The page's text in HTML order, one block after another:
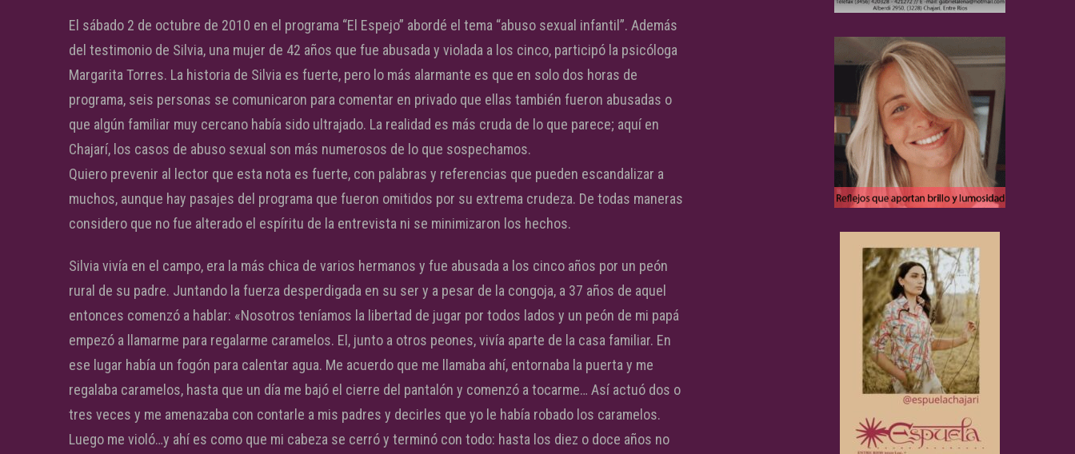
El sábado 2 de octubre de 2010 en el programa “El Espejo” abordé el tema “abuso sexual infantil”. Además
del testimonio de Silvia, una mujer de 42 años que fue abusada y violada a los cinco, participó la psicóloga
Margarita Torres. La historia de Silvia es fuerte, pero lo más alarmante es que en solo dos horas de
programa, seis personas se comunicaron para comentar en privado que ellas también fueron abusadas o
que algún familiar muy cercano había sido ultrajado. La realidad es más cruda de lo que parece; aquí en
Chajarí, los casos de abuso sexual son más numerosos de lo que sospechamos.
Quiero prevenir al lector que esta nota es fuerte, con palabras y referencias que pueden escandalizar a
muchos, aunque hay pasajes del programa que fueron omitidos por su extrema crudeza. De todas maneras
considero que no fue alterado el espíritu de la entrevista ni se minimizaron los hechos.
Silvia vivía en el campo, era la más chica de varios hermanos y fue abusada a los cinco años por un peón
rural de su padre. Juntando la fuerza desperdigada en su ser y a pesar de la congoja, a 37 años de aquel
entonces comenzó a hablar: «Nosotros teníamos la libertad de jugar por todos lados y un peón de mi papá
empezó a llamarme para regalarme caramelos. El, junto a otros peones, vivía aparte de la casa familiar. En
ese lugar había un fogón para calentar agua. Me acuerdo que me llamaba ahí, entornaba la puerta y me
regalaba caramelos, hasta que un día me bajó el cierre del pantalón y comenzó a tocarme… Así actuó dos o
tres veces y me amenazaba con contarle a mis padres y decirles que yo le había robado los caramelos.
Luego me violó…y ahí es como que mi cabeza se cerró y terminó con todo: hasta los diez o doce años no